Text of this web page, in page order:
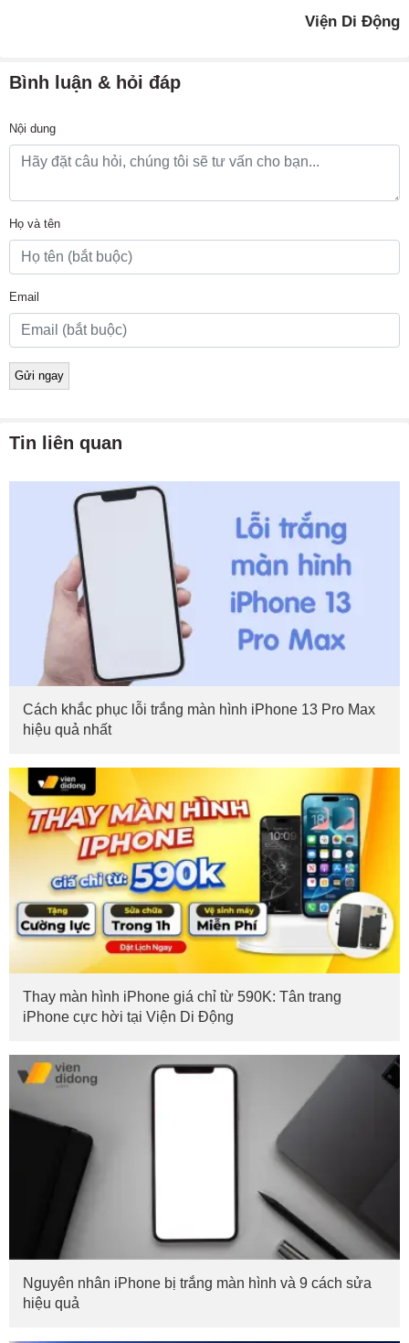
Viện Di Động
Bình luận & hỏi đáp
Nội dung
Họ và tên
Email
Tin liên quan
Cách khắc phục lỗi trắng màn hình iPhone 13 Pro Max
hiệu quả nhất
Thay màn hình iPhone giá chỉ từ 590K: Tân trang
iPhone cực hời tại Viện Di Động
Nguyên nhân iPhone bị trắng màn hình và 9 cách sửa
hiệu quả